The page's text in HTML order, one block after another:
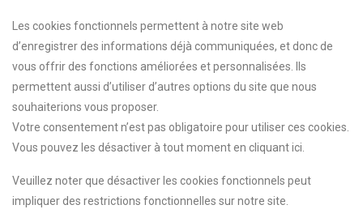
Les cookies fonctionnels permettent à notre site web
d’enregistrer des informations déjà communiquées, et donc de
vous offrir des fonctions améliorées et personnalisées. Ils
permettent aussi d’utiliser d’autres options du site que nous
souhaiterions vous proposer.
Votre consentement n’est pas obligatoire pour utiliser ces cookies.
Vous pouvez les désactiver à tout moment en cliquant ici.
Veuillez noter que désactiver les cookies fonctionnels peut
impliquer des restrictions fonctionnelles sur notre site.